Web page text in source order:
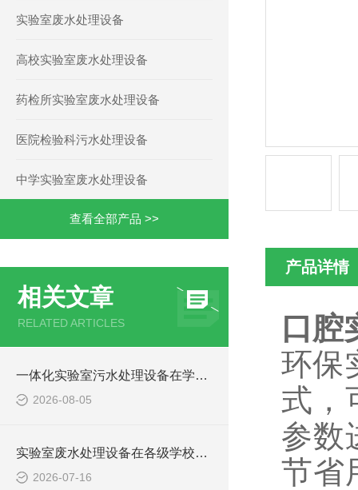
实验室废水处理设备
高校实验室废水处理设备
药检所实验室废水处理设备
医院检验科污水处理设备
中学实验室废水处理设备
查看全部产品 >>
相关文章
RELATED ARTICLES
一体化实验室污水处理设备在学校化学实验室的应用
2026-08-05
实验室废水处理设备在各级学校的应用
2026-07-16
产品详情
口腔
环保
式，
参数
节省